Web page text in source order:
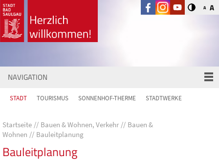
A A
NAVIGATION
STADT TOURISMUS SONNENHOF-THERME STADTWERKE
Startseite Bauen & Wohnen, Verkehr
Bauen &
Wohnen
Bauleitplanung
Bauleitplanung